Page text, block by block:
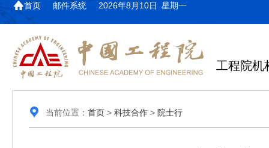
首页 邮件系统 2026年8月10日 星期一
工程院机
当前位置： 首页> 科技合作> 院士行